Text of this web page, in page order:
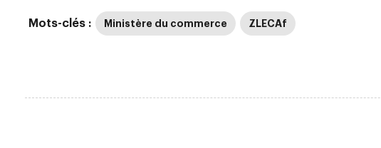
Mots-clés : Ministère du commerce ZLECAf